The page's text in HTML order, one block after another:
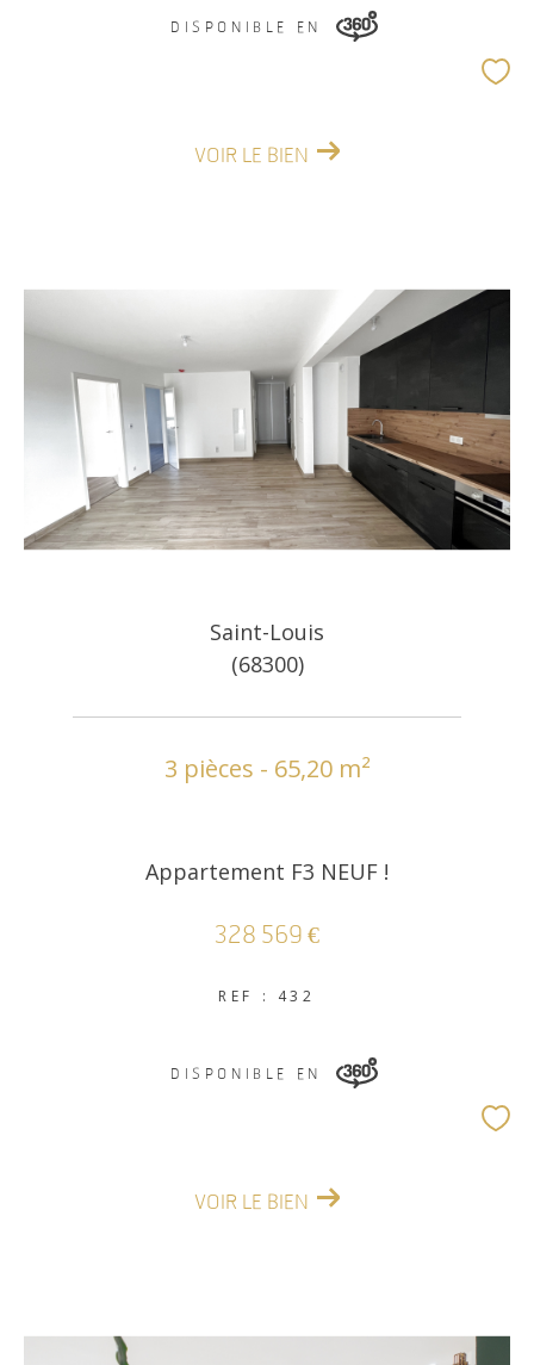
DISPONIBLE EN
VOIR LE BIEN
Saint-Louis
(68300)
3 pièces - 65,20 m²
Appartement F3 NEUF !
328 569 €
REF : 432
DISPONIBLE EN
VOIR LE BIEN